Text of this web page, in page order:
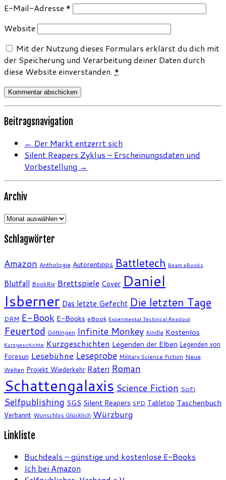
E-Mail-Adresse *
Website
Mit der Nutzung dieses Formulars erklärst du dich mit
der Speicherung und Verarbeitung deiner Daten durch
diese Website einverstanden. *
Beitragsnavigation
← Der Markt entzerrt sich
Silent Reapers Zyklus – Erscheinungsdaten und
Vorbestellung →
Archiv
Archiv
Schlagwörter
Amazon Anthologie Autorentipps Battletech Beam eBooks
Blutfall BookRix Brettspiele Cover Daniel
Isberner Das letzte Gefecht Die letzten Tage
DRM E-Book E-Books eBook Experimental Technical Readout
Feuertod Göttingen Infinite Monkey Kindle Kostenlos
Kurzgeschichte Kurzgeschichten Legenden der Elben Legenden von
Foresun Lesebühne Leseprobe Military Science Fiction Neue
Welten Projekt Wiederkehr Rateri Roman
Schattengalaxis Science Fiction SciFi
Selfpublishing SGS Silent Reapers SPD Tabletop Taschenbuch
Verbannt Wunschlos Glücklich Würzburg
Linkliste
Buchdeals – günstige und kostenlose E-Books
Ich bei Amazon